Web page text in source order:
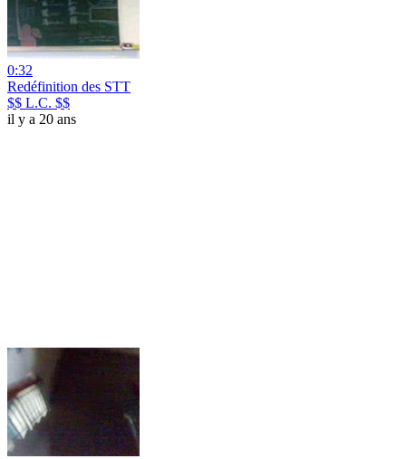
0:32
Redéfinition des STT
$$ L.C. $$
il y a 20 ans